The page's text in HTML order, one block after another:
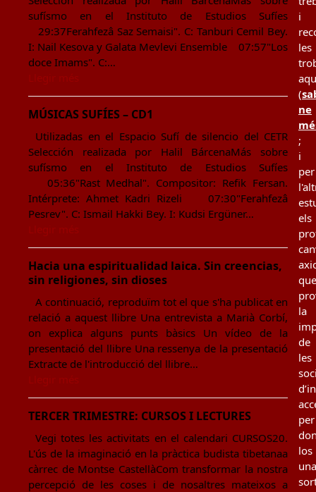
sufísmo en el Instituto de Estudios Sufíes
29:37Ferahfezâ Saz Semaisi". C: Tanburi Cemil Bey.
I: Nail Kesova y Galata Mevlevi Ensemble 07:57"Los
doce Imams". C:…
MÚSICAS SUFÍES – CD1
Utilizadas en el Espacio Sufí de silencio del CETR
Selección realizada por Halil BárcenaMás sobre
sufísmo en el Instituto de Estudios Sufíes
05:36"Rast Medhal". Compositor: Refik Fersan.
Intérprete: Ahmet Kadri Rizeli 07:30"Ferahfezâ
Pesrev". C: Ismail Hakki Bey. I: Kudsi Ergüner…
Hacia una espiritualidad laica. Sin creencias,
sin religiones, sin dioses
A continuació, reproduïm tot el que s'ha publicat en
relació a aquest llibre Una entrevista a Marià Corbí,
on explica alguns punts bàsics Un vídeo de la
presentació del llibre Una ressenya de la presentació
Extracte de l'introducció del llibre…
TERCER TRIMESTRE: CURSOS I LECTURES
Vegi totes les activitats en el calendari CURSOS20.
L'ús de la imaginació en la pràctica budista tibetanaa
càrrec de Montse CastellàCom transformar la nostra
percepció de les coses i de nosaltres mateixos a
i
les
(
ne
;
i
per
els
que
la
de
les
per
los
una